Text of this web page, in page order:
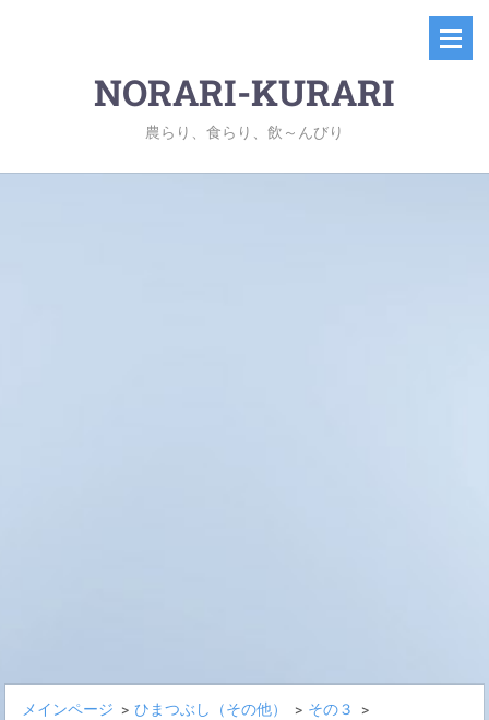
NORARI-KURARI
農らり、食らり、飲～んびり
メインページ > ひまつぶし（その他） > その３ >